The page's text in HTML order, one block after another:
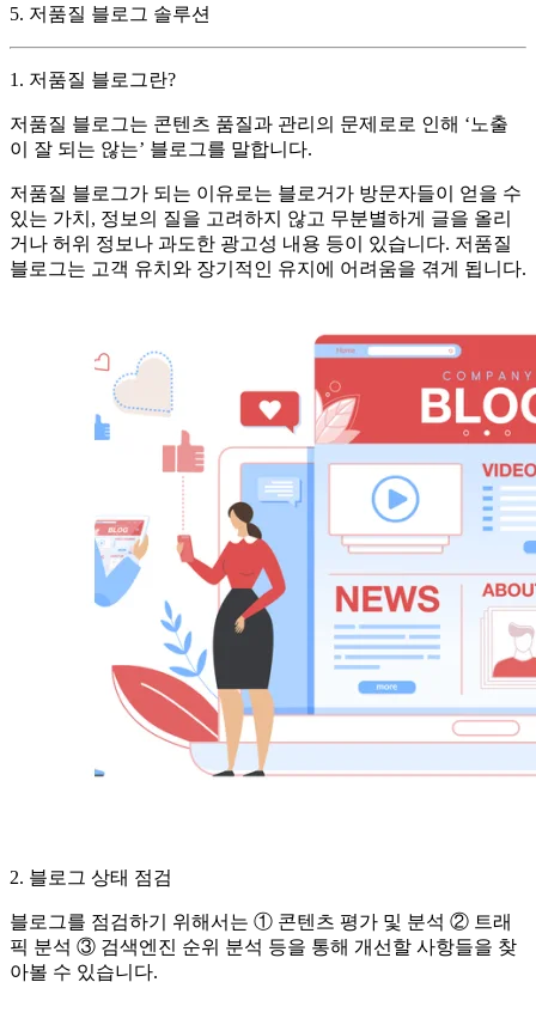
5. 저품질 블로그 솔루션
1. 저품질 블로그란?
저품질 블로그는 콘텐츠 품질과 관리의 문제로로 인해 ‘노출
이 잘 되는 않는’ 블로그를 말합니다.
저품질 블로그가 되는 이유로는 블로거가 방문자들이 얻을 수
있는 가치, 정보의 질을 고려하지 않고 무분별하게 글을 올리
거나 허위 정보나 과도한 광고성 내용 등이 있습니다. 저품질
블로그는 고객 유치와 장기적인 유지에 어려움을 겪게 됩니다.
2. 블로그 상태 점검
블로그를 점검하기 위해서는 ① 콘텐츠 평가 및 분석 ② 트래
픽 분석 ③ 검색엔진 순위 분석 등을 통해 개선할 사항들을 찾
아볼 수 있습니다.